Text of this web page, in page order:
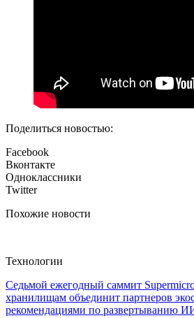
Поделиться новостью:
Facebook
Вконтакте
Одноклассники
Twitter
Похожие новости
Технологии
Седьмой ежегодный саммит
хранилищам объединит партнеров
рекомендациями по развертыванию